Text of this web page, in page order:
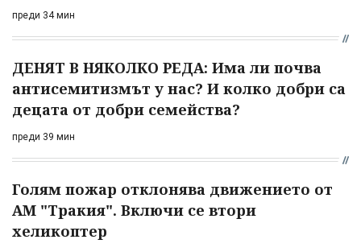
преди 34 мин
ДЕНЯТ В НЯКОЛКО РЕДА: Има ли почва
антисемитизмът у нас? И колко добри са
децата от добри семейства?
преди 39 мин
Голям пожар отклонява движението от
АМ "Тракия". Включи се втори
хеликоптер